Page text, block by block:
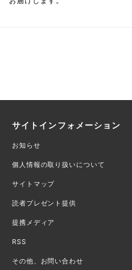
サイトインフォメーション
お知らせ
個人情報の取り扱いについて
サイトマップ
読者プレゼント提供
提携メディア
RSS
その他、お問い合わせ